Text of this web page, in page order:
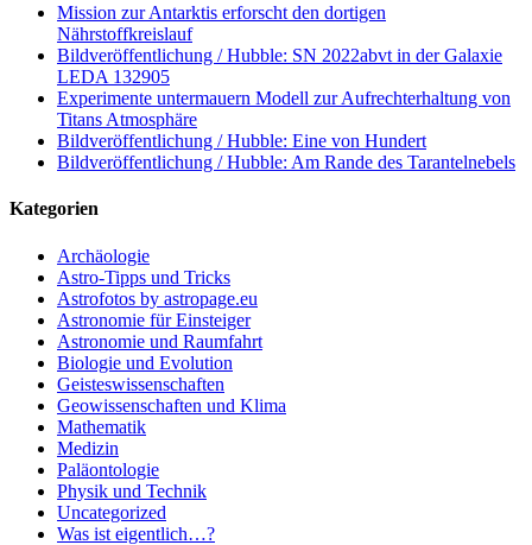
Mission zur Antarktis erforscht den dortigen
Nährstoffkreislauf
Bildveröffentlichung / Hubble: SN 2022abvt in der Galaxie
LEDA 132905
Experimente untermauern Modell zur Aufrechterhaltung von
Titans Atmosphäre
Bildveröffentlichung / Hubble: Eine von Hundert
Bildveröffentlichung / Hubble: Am Rande des Tarantelnebels
Kategorien
Archäologie
Astro-Tipps und Tricks
Astrofotos by astropage.eu
Astronomie für Einsteiger
Astronomie und Raumfahrt
Biologie und Evolution
Geisteswissenschaften
Geowissenschaften und Klima
Mathematik
Medizin
Paläontologie
Physik und Technik
Uncategorized
Was ist eigentlich…?